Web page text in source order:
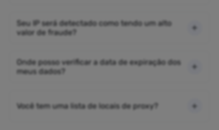
Seu IP será detectado como tendo um alto
valor de fraude?
Onde posso verificar a data de expiração dos
meus dados?
Você tem uma lista de locais de proxy?